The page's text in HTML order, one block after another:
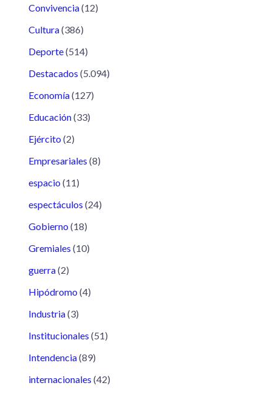
Convivencia(12)
Cultura(386)
Deporte(514)
Destacados (5.094)
Economía(127)
Educación(33)
Ejército (2)
Empresariales (8)
espacio (11)
espectáculos (24)
Gobierno (18)
Gremiales (10)
guerra(2)
Hipódromo (4)
Industria(3)
Institucionales (51)
Intendencia(89)
internacionales (42)